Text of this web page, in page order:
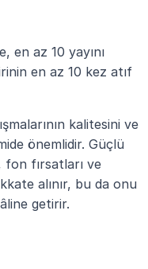
en az 10 yayını
en az 10 kez atıf
kalitesini ve
önemlidir. Güçlü
fon fırsatları ve
alınır, bu da onu
getirir.